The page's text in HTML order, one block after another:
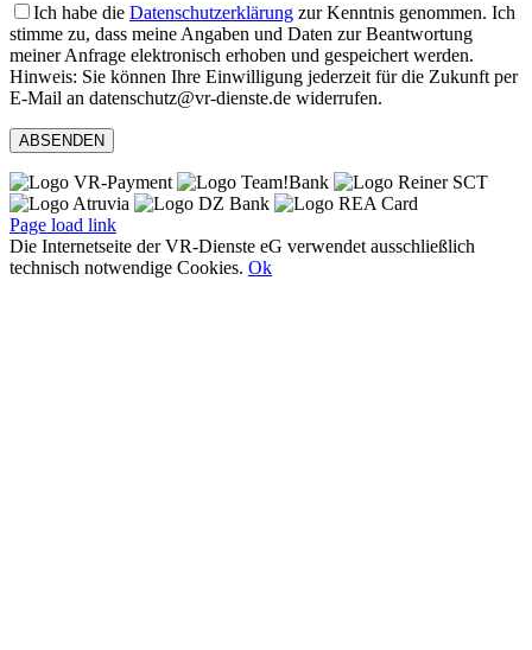
Ich habe die Datenschutzerklärung zur Kenntnis genommen. Ich
stimme zu, dass meine Angaben und Daten zur Beantwortung
meiner Anfrage elektronisch erhoben und gespeichert werden.
Hinweis: Sie können Ihre Einwilligung jederzeit für die Zukunft per
E-Mail an datenschutz@vr-dienste.de widerrufen.
Page load link
Die Internetseite der VR-Dienste eG verwendet ausschließlich
technisch notwendige Cookies. Ok